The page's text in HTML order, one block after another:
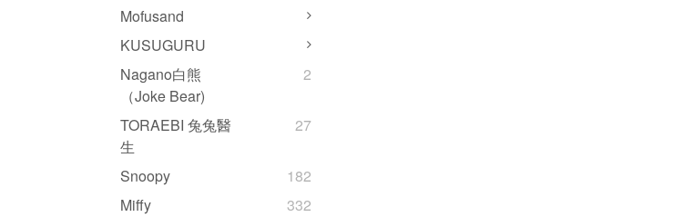
Mofusand
KUSUGURU
Nagano白熊
（Joke Bear)
2
TORAEBI 兔兔醫
生
27
Snoopy
182
Miffy
332